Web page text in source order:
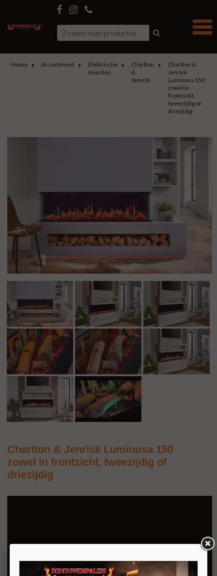
Home Assortiment
Elektrische
Haarden
Charlton
&
Jenrick
Charlton &
Jenrick
Luminosa 150
zowel in
frontzicht,
tweezijdig of
driezijdig
Charlton & Jenrick Luminosa 150
zowel in frontzicht, tweezijdig of
driezijdig